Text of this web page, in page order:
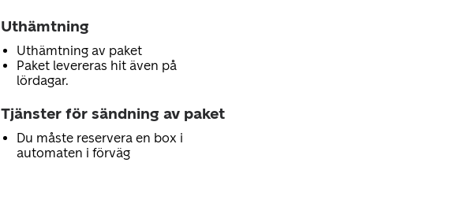
Uthämtning
Uthämtning av paket
Paket levereras hit även på
lördagar.
Tjänster för sändning av paket
Du måste reservera en box i
automaten i förväg